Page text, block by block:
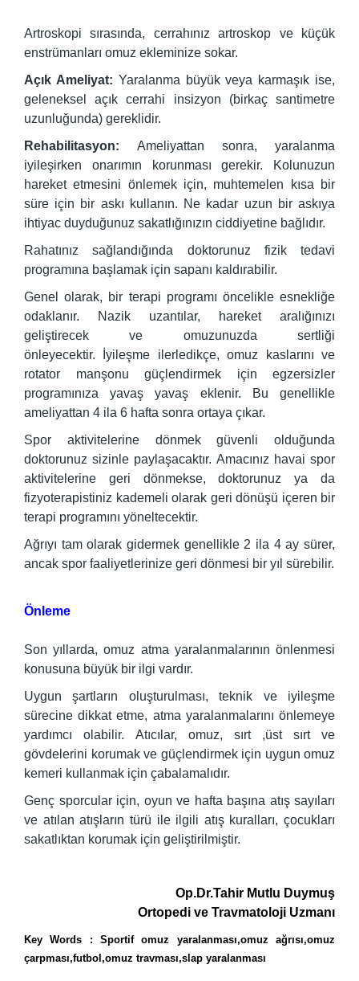
Artroskopi sırasında, cerrahınız artroskop ve küçük
enstrümanları omuz ekleminize sokar.
Açık Ameliyat: Yaralanma büyük veya karmaşık ise,
geleneksel açık cerrahi insizyon (birkaç santimetre
uzunluğunda) gereklidir.
Rehabilitasyon: Ameliyattan sonra, yaralanma
iyileşirken onarımın korunması gerekir. Kolunuzun
hareket etmesini önlemek için, muhtemelen kısa bir
süre için bir askı kullanın. Ne kadar uzun bir askıya
ihtiyac duyduğunuz sakatlığınızın ciddiyetine bağlıdır.
Rahatınız sağlandığında doktorunuz fizik tedavi
programına başlamak için sapanı kaldırabilir.
Genel olarak, bir terapi programı öncelikle esnekliğe
odaklanır. Nazik uzantılar, hareket aralığınızı
geliştirecek ve omuzunuzda sertliği
önleyecektir. İyileşme ilerledikçe, omuz kaslarını ve
rotator manşonu güçlendirmek için egzersizler
programınıza yavaş yavaş eklenir. Bu genellikle
ameliyattan 4 ila 6 hafta sonra ortaya çıkar.
Spor aktivitelerine dönmek güvenli olduğunda
doktorunuz sizinle paylaşacaktır. Amacınız havai spor
aktivitelerine geri dönmekse, doktorunuz ya da
fizyoterapistiniz kademeli olarak geri dönüşü içeren bir
terapi programını yöneltecektir.
Ağrıyı tam olarak gidermek genellikle 2 ila 4 ay sürer,
ancak spor faaliyetlerinize geri dönmesi bir yıl sürebilir.
Önleme
Son yıllarda, omuz atma yaralanmalarının önlenmesi
konusuna büyük bir ilgi vardır.
Uygun şartların oluşturulması, teknik ve iyileşme
sürecine dikkat etme, atma yaralanmalarını önlemeye
yardımcı olabilir. Atıcılar, omuz, sırt ,üst sırt ve
gövdelerini korumak ve güçlendirmek için uygun omuz
kemeri kullanmak için çabalamalıdır.
Genç sporcular için, oyun ve hafta başına atış sayıları
ve atılan atışların türü ile ilgili atış kuralları, çocukları
sakatlıktan korumak için geliştirilmiştir.
Op.Dr.Tahir Mutlu Duymuş
Ortopedi ve Travmatoloji Uzmanı
Key Words : Sportif omuz yaralanması,omuz ağrısı,omuz
çarpması,futbol,omuz travması,slap yaralanması